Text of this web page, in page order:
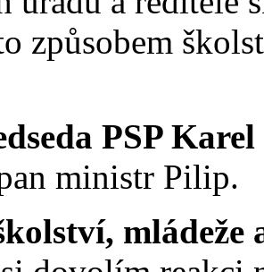
způsobem
PSP
ministr Pilip.
mládeže